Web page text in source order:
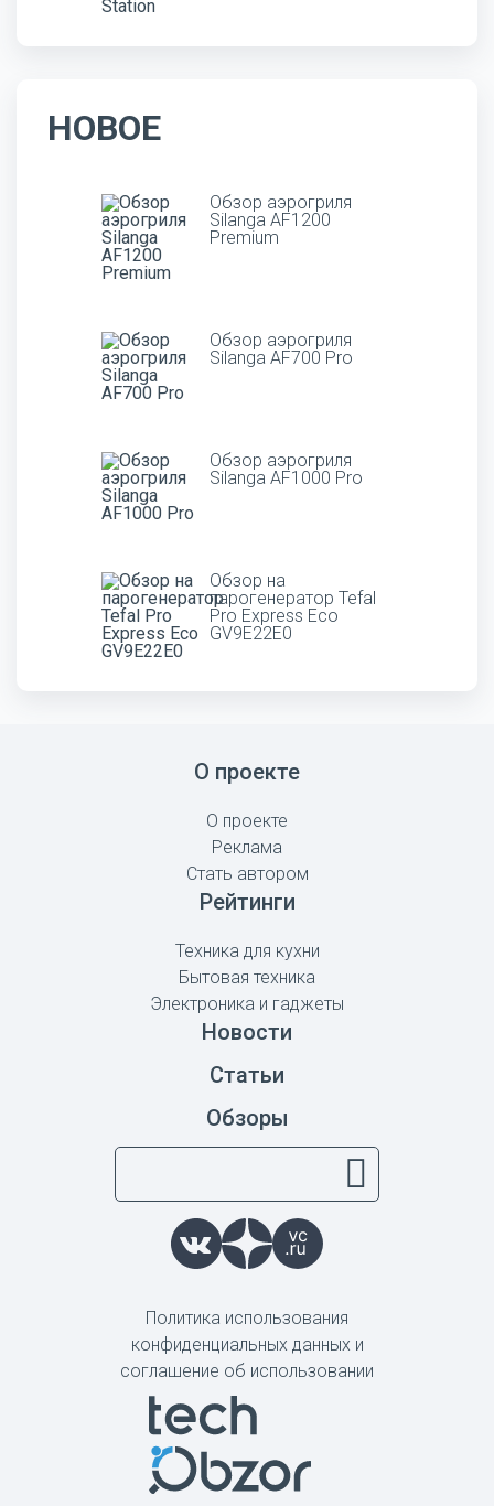
НОВОЕ
Обзор аэрогриля
Silanga AF1200
Premium
Обзор аэрогриля
Silanga AF700 Pro
Обзор аэрогриля
Silanga AF1000 Pro
Обзор на
парогенератор Tefal
Pro Express Eco
GV9E22E0
О проекте
О проекте
Реклама
Стать автором
Рейтинги
Техника для кухни
Бытовая техника
Электроника и гаджеты
Новости
Статьи
Обзоры
Политика использования
конфиденциальных данных и
соглашение об использовании